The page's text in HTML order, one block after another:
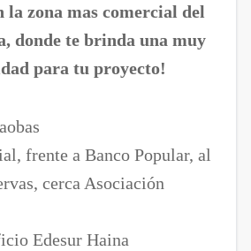
la zona mas comercial del
donde te brinda una muy
para tu proyecto!
frente a Banco Popular, al
cerca Asociación
Edesur Haina